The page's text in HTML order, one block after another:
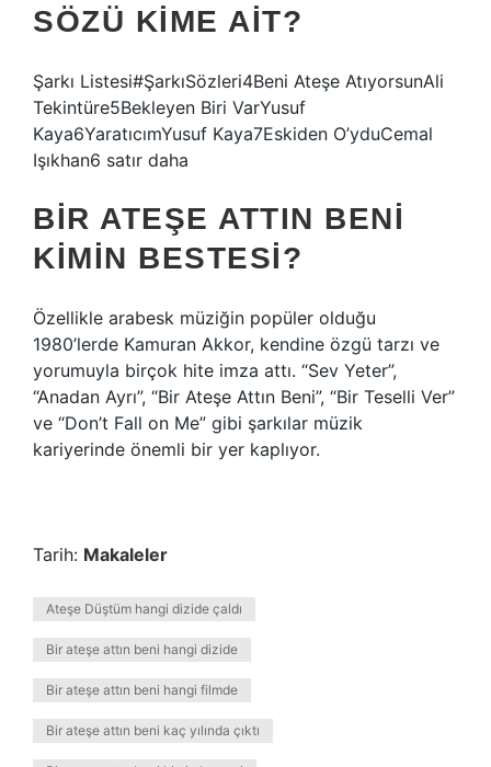
SÖZÜ KIME AIT?
Şarkı Listesi#ŞarkıSözleri4Beni Ateşe AtıyorsunAli
Tekintüre5Bekleyen Biri VarYusuf
Kaya6YaratıcımYusuf Kaya7Eskiden O’yduCemal
Işıkhan6 satır daha
BIR ATEŞE ATTIN BENI
KIMIN BESTESI?
Özellikle arabesk müziğin popüler olduğu
1980’lerde Kamuran Akkor, kendine özgü tarzı ve
yorumuyla birçok hite imza attı. “Sev Yeter”,
“Anadan Ayrı”, “Bir Ateşe Attın Beni”, “Bir Teselli Ver”
ve “Don’t Fall on Me” gibi şarkılar müzik
kariyerinde önemli bir yer kaplıyor.
Tarih: Makaleler
Ateşe Düştüm hangi dizide çaldı
Bir ateşe attın beni hangi dizide
Bir ateşe attın beni hangi filmde
Bir ateşe attın beni kaç yılında çıktı